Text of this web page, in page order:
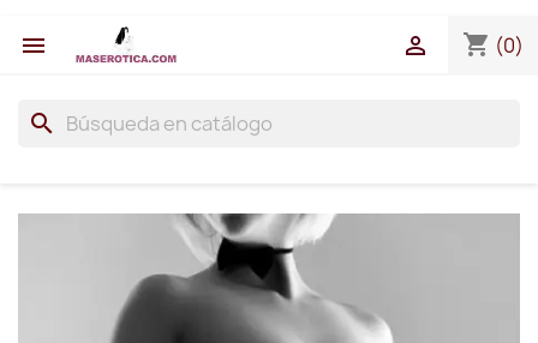
 shopping_cart (0)

search